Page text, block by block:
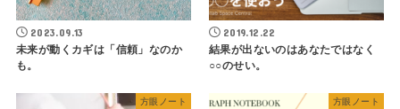
2023.09.13
未来が動くカギは「信頼」なのか
も。
2019.12.22
結果が出ないのはあなたではなく
○○のせい。
方眼ノート 方眼ノート